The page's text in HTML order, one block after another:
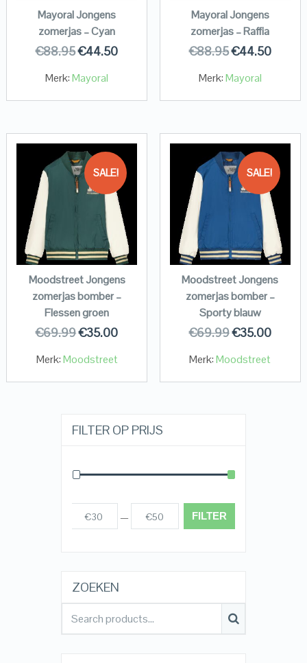
Mayoral Jongens
zomerjas – Cyan
€88.95€44.50
Merk:Mayoral
Mayoral Jongens
zomerjas – Raffia
€88.95€44.50
Merk:Mayoral
SALE!
Moodstreet Jongens
zomerjas bomber –
Flessen groen
€69.99€35.00
Merk:Moodstreet
SALE!
Moodstreet Jongens
zomerjas bomber –
Sporty blauw
€69.99€35.00
Merk:Moodstreet
FILTER OP PRIJS
FILTER
€30 — €50
ZOEKEN